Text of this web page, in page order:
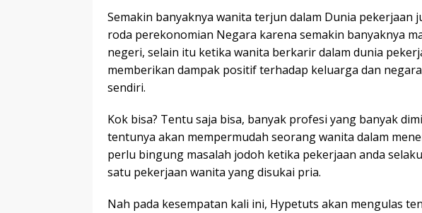
Semakin banyaknya wanita terjun dalam Dunia pekerjaan
roda perekonomian Negara karena semakin banyaknya
negeri, selain itu ketika wanita berkarir dalam dunia
memberikan dampak positif terhadap keluarga dan
sendiri.
Kok bisa? Tentu saja bisa, banyak profesi yang banyak
tentunya akan mempermudah seorang wanita dalam
perlu bingung masalah jodoh ketika pekerjaan anda
satu pekerjaan wanita yang disukai pria.
Nah pada kesempatan kali ini, Hypetuts akan mengulas